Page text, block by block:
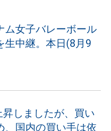
ム女子バレーボール
生中継。本日(8月9